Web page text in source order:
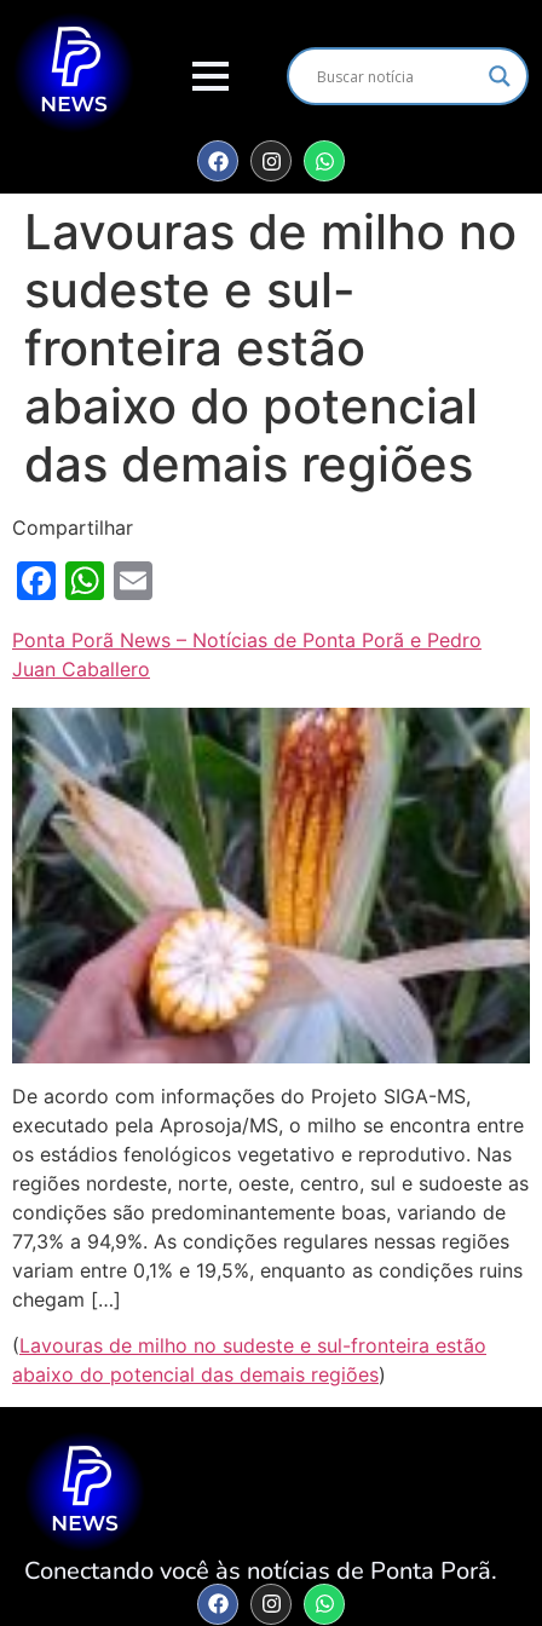
Lavouras de milho no
sudeste e sul-
fronteira estão
abaixo do potencial
das demais regiões
Compartilhar
Facebook
WhatsApp
Ponta Porã News – Notícias de Ponta Porã e Pedro
Juan Caballero
De acordo com informações do Projeto SIGA-MS,
executado pela Aprosoja/MS, o milho se encontra entre
os estádios fenológicos vegetativo e reprodutivo. Nas
regiões nordeste, norte, oeste, centro, sul e sudoeste as
condições são predominantemente boas, variando de
77,3% a 94,9%. As condições regulares nessas regiões
variam entre 0,1% e 19,5%, enquanto as condições ruins
chegam […]
(Lavouras de milho no sudeste e sul-fronteira estão
abaixo do potencial das demais regiões)
Conectando você às notícias de Ponta Porã.